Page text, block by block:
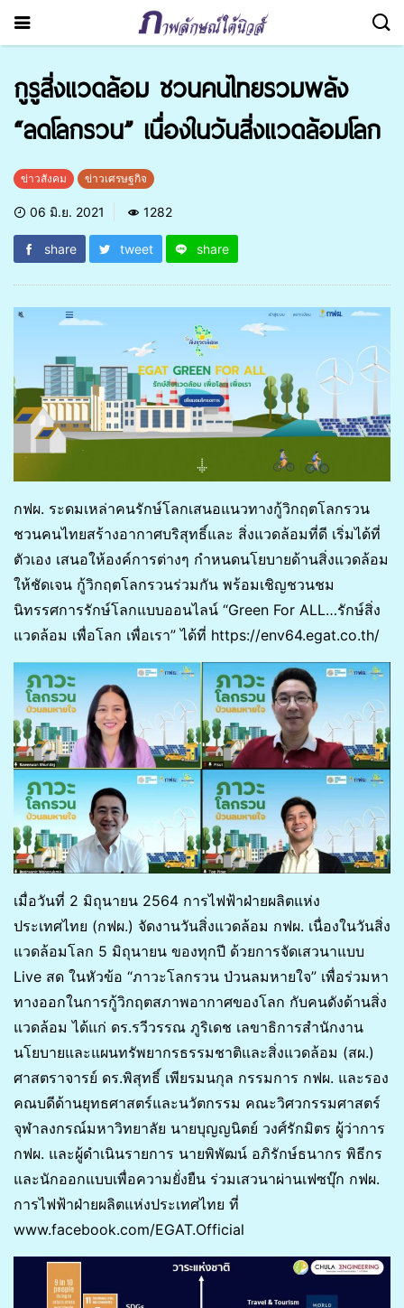
กูรูสิ่งแวดล้อม ชวนคนไทยรวมพลัง
“ลดโลกรวน” เนื่องในวันสิ่งแวดล้อมโลก
ข่าวสังคม ข่าวเศรษฐกิจ
06 มิ.ย. 2021 1282
share tweet share
กฟผ. ระดมเหล่าคนรักษ์โลกเสนอแนวทางกู้วิกฤตโลกรวน
ชวนคนไทยสร้างอากาศบริสุทธิ์และ สิ่งแวดล้อมที่ดี เริ่มได้ที่
ตัวเอง เสนอให้องค์การต่างๆ กำหนดนโยบายด้านสิ่งแวดล้อม
ให้ชัดเจน กู้วิกฤตโลกรวนร่วมกัน พร้อมเชิญชวนชม
นิทรรศการรักษ์โลกแบบออนไลน์ “Green For ALL…รักษ์สิ่ง
แวดล้อม เพื่อโลก เพื่อเรา” ได้ที่ https://env64.egat.co.th/
เมื่อวันที่ 2 มิถุนายน 2564 การไฟฟ้าฝ่ายผลิตแห่ง
ประเทศไทย (กฟผ.) จัดงานวันสิ่งแวดล้อม กฟผ. เนื่องในวันสิ่ง
แวดล้อมโลก 5 มิถุนายน ของทุกปี ด้วยการจัดเสวนาแบบ
Live สด ในหัวข้อ “ภาวะโลกรวน ป่วนลมหายใจ” เพื่อร่วมหา
ทางออกในการกู้วิกฤตสภาพอากาศของโลก กับคนดังด้านสิ่ง
แวดล้อม ได้แก่ ดร.รวีวรรณ ภูริเดช เลขาธิการสำนักงาน
นโยบายและแผนทรัพยากรธรรมชาติและสิ่งแวดล้อม (สผ.)
ศาสตราจารย์ ดร.พิสุทธิ์ เพียรมนกุล กรรมการ กฟผ. และรอง
คณบดีด้านยุทธศาสตร์และนวัตกรรม คณะวิศวกรรมศาสตร์
จุฬาลงกรณ์มหาวิทยาลัย นายบุญญนิตย์ วงศ์รักมิตร ผู้ว่าการ
กฟผ. และผู้ดำเนินรายการ นายพิพัฒน์ อภิรักษ์ธนากร พิธีกร
และนักออกแบบเพื่อความยั่งยืน ร่วมเสวนาผ่านเฟซบุ๊ก กฟผ.
การไฟฟ้าฝ่ายผลิตแห่งประเทศไทย ที่
www.facebook.com/EGAT.Official